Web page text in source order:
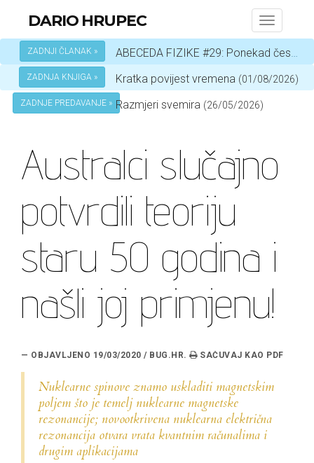
Toggle
DARIO HRUPEC
ZADNJI ČLANAK » ABECEDA FIZIKE #29: Ponekad čestica, a ponekad val – ovisi o okolnostima
ZADNJA KNJIGA » Kratka povijest vremena (01/08/2026)
ZADNJE PREDAVANJE » Razmjeri svemira (26/05/2026)
Australci slučajno
potvrdili teoriju
staru 50 godina i
našli joj primjenu!
— OBJAVLJENO 19/03/2020 / BUG.HR.
Nuklearne spinove znamo uskladiti magnetskim
poljem što je temelj nuklearne magnetske
rezonancije; novootkrivena nuklearna električna
rezonancija otvara vrata kvantnim računalima i
drugim aplikacijama